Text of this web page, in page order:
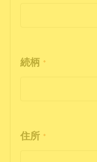
続柄 *
住所 *